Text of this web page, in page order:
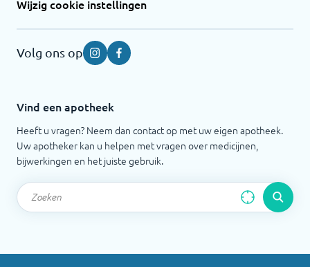
Wijzig cookie instellingen
Volg ons op InstagramFacebook
Vind een apotheek
Heeft u vragen? Neem dan contact op met uw eigen apotheek.
Uw apotheker kan u helpen met vragen over medicijnen,
bijwerkingen en het juiste gebruik.